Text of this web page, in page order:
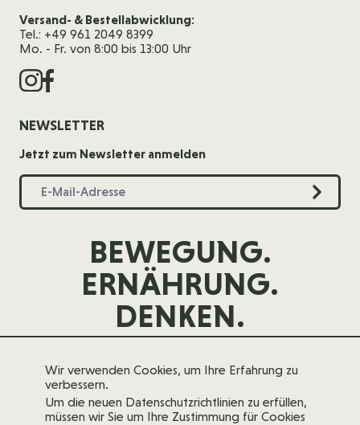
Wir verwenden Cookies, um Ihre Erfahrung zu
verbessern.
Um die neuen Datenschutzrichtlinien zu erfüllen,
müssen wir Sie um Ihre Zustimmung für Cookies
BEWEGUNG.
ERNÄHRUNG.
DENKEN.
Versand- & Bestellabwicklung:
Tel.: +49 961 2049 8399
Mo. - Fr. von 8:00 bis 13:00 Uhr
NEWSLETTER
Jetzt zum Newsletter anmelden